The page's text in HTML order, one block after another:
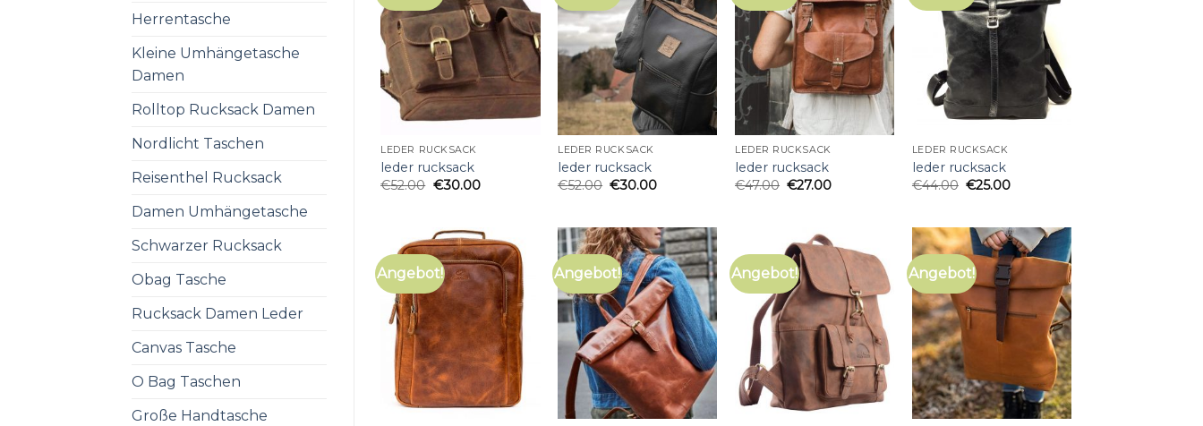
Herrentasche
Kleine Umhängetasche
Damen
Rolltop Rucksack Damen
Nordlicht Taschen
Reisenthel Rucksack
Damen Umhängetasche
Schwarzer Rucksack
Obag Tasche
Rucksack Damen Leder
Canvas Tasche
O Bag Taschen
Große Handtasche
LEDER RUCKSACK
leder rucksack
€52.00 €30.00
LEDER RUCKSACK
leder rucksack
€52.00 €30.00
LEDER RUCKSACK
leder rucksack
€47.00 €27.00
LEDER RUCKSACK
leder rucksack
€44.00 €25.00
Angebot! Angebot! Angebot! Angebot!